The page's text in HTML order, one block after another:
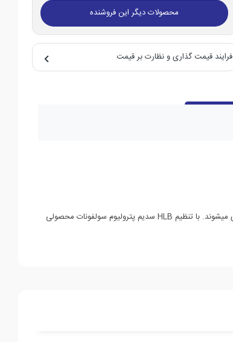
محصولات دیگر این فروشنده
فرایند قیمت گذاری و نظارت بر قیمت
سولفونات ها مواد ویژه ای هستند که به عنوان عامل فعال سطحی شناخته می شوند و موجب کاهش انبساط سطحی و کشش بین دو سطح و جلوگیری از زنگ‎زدگی قطعات فلزی می‎شوند. با تنظیم HLB سدیم پترولیوم سولفونات محصولی